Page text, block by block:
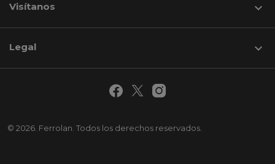
Visítanos keyboard_arrow_down
© 2026. Ferrolan. Todos los derechos reservados.
Legal 